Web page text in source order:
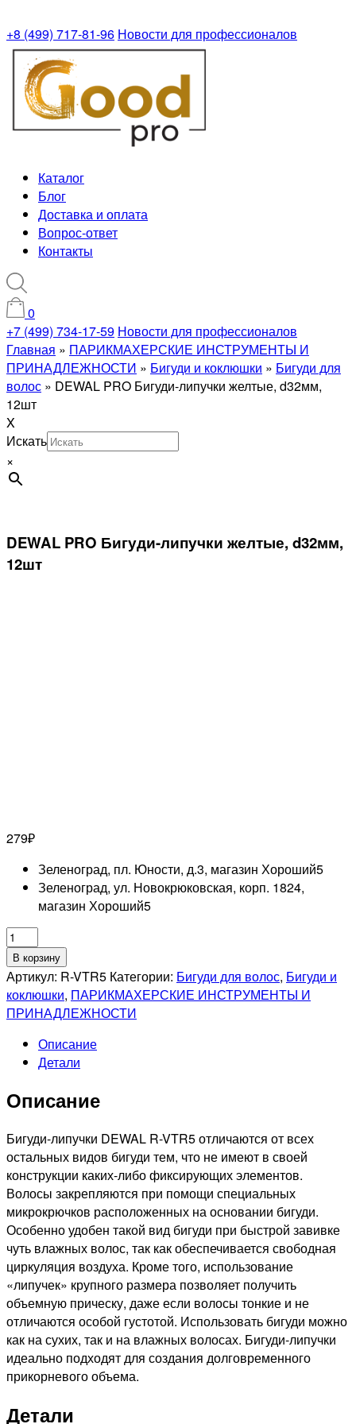
+8 (499) 717-81-96 Новости для профессионалов
Каталог
Блог
Доставка и оплата
Вопрос-ответ
Контакты
0
+7 (499) 734-17-59 Новости для профессионалов
Главная » ПАРИКМАХЕРСКИЕ ИНСТРУМЕНТЫ И
ПРИНАДЛЕЖНОСТИ » Бигуди и коклюшки » Бигуди для
волос » DEWAL PRO Бигуди-липучки желтые, d32мм,
12шт
X
Искать
×
DEWAL PRO Бигуди-липучки желтые, d32мм,
12шт
279₽
Зеленоград, пл. Юности, д.3, магазин Хороший5
Зеленоград, ул. Новокрюковская, корп. 1824,
магазин Хороший5
Количество
товара
DEWAL
PRO
Бигуди-
желтые,
d32мм,
В корзину
Артикул: R-VTR5 Категории: Бигуди для волос, Бигуди и
коклюшки, ПАРИКМАХЕРСКИЕ ИНСТРУМЕНТЫ И
ПРИНАДЛЕЖНОСТИ
Описание
Детали
Описание
Бигуди-липучки DEWAL R-VTR5 отличаются от всех
остальных видов бигуди тем, что не имеют в своей
конструкции каких-либо фиксирующих элементов.
Волосы закрепляются при помощи специальных
микрокрючков расположенных на основании бигуди.
Особенно удобен такой вид бигуди при быстрой завивке
чуть влажных волос, так как обеспечивается свободная
циркуляция воздуха. Кроме того, использование
«липучек» крупного размера позволяет получить
объемную прическу, даже если волосы тонкие и не
отличаются особой густотой. Использовать бигуди можно
как на сухих, так и на влажных волосах. Бигуди-липучки
идеально подходят для создания долговременного
прикорневого объема.
Детали